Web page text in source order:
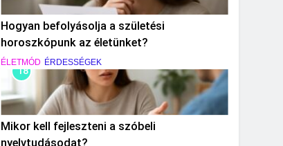
Hogyan befolyásolja a születési
horoszkópunk az életünket?
ÉLETMÓD ÉRDESSÉGEK
18
Mikor kell fejleszteni a szóbeli
nyelvtudásodat?